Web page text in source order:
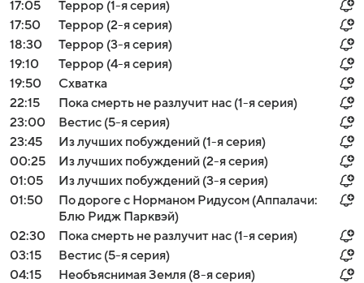
17:05
Террор (1-я серия)
17:50
Террор (2-я серия)
18:30
Террор (3-я серия)
19:10
Террор (4-я серия)
19:50
Схватка
22:15
Пока смерть не разлучит нас (1-я серия)
23:00
Вестис (5-я серия)
23:45
Из лучших побуждений (1-я серия)
00:25
Из лучших побуждений (2-я серия)
01:05
Из лучших побуждений (3-я серия)
01:50
По дороге с Норманом Ридусом (Аппалачи:
Блю Ридж Парквэй)
02:30
Пока смерть не разлучит нас (1-я серия)
03:15
Вестис (5-я серия)
04:15
Необъяснимая Земля (8-я серия)